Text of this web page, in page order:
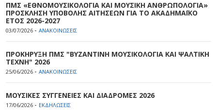
ΠΜΣ «ΕΘΝΟΜΟΥΣΙΚΟΛΟΓΙΑ ΚΑΙ ΜΟΥΣΙΚΗ ΑΝΘΡΩΠΟΛΟΓΙΑ»
ΠΡΟΣΚΛΗΣΗ ΥΠΟΒΟΛΗΣ ΑΙΤΗΣΕΩΝ ΓΙΑ ΤΟ ΑΚΑΔΗΜΑΪΚΟ
ΕΤΟΣ 2026-2027
03/07/2026 - ΑΝΑΚΟΙΝΩΣΕΙΣ
ΠΡΟΚΗΡΥΞΗ ΠΜΣ "ΒΥΖΑΝΤΙΝΗ ΜΟΥΣΙΚΟΛΟΓΙΑ ΚΑΙ ΨΑΛΤΙΚΗ
ΤΕΧΝΗ" 2026
25/06/2026 - ΑΝΑΚΟΙΝΩΣΕΙΣ
ΜΟΥΣΙΚΕΣ ΣΥΓΓΕΝΕΙΕΣ ΚΑΙ ΔΙΑΔΡΟΜΕΣ 2026
17/06/2026 - ΕΚΔΗΛΩΣΕΙΣ